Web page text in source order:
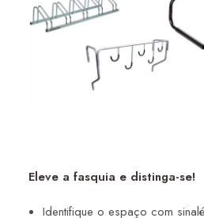
Eleve a fasquia e distinga-se!
Identifique o espaço com